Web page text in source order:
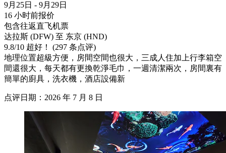
9月25日 - 9月29日
16 小时前报价
包含往返直飞机票
达拉斯 (DFW) 至 东京 (HND)
9.8/10 超好！ (297 条点评)
地理位置超級方便，房間空間也很大，三成人住加上行李箱空
間還很大，每天都有更換乾淨毛巾，一週清潔兩次，房間裏有
簡單的廚具，洗衣機，酒店設備新
点评日期：2026 年 7 月 8 日